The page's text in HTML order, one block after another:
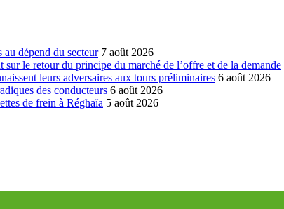
dépend du secteur 7 août 2026
le retour du principe du marché de l’offre et de la demande
leurs adversaires aux tours préliminaires 6 août 2026
des conducteurs 6 août 2026
de frein à Réghaïa 5 août 2026